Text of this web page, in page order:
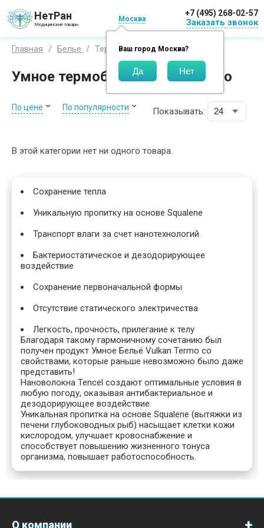
НетРан
Медицинские товары
Москва
Ваш город Москва?
+7 (495) 268-02-57
Заказать звонок
Главная Белье Термобелье
Умное термобелье Vulkan Termo
По цене По популярности Показывать:
В этой категории нет ни одного товара.
Сохранение тепла
Уникальную пропитку на основе Squalene
Транспорт влаги за счет нанотехнологий
Бактериостатическое и дезодорирующее
воздействие
Сохранение первоначальной формы
Отсутствие статического электричества
Легкость, прочность, прилегание к телу
Благодаря такому гармоничному сочетанию был
получен продукт Умное Бельё Vulkan Termo со
свойствами, которые раньше невозможно было даже
представить!
Нановолокна Tencel создают оптимальные условия в
любую погоду, оказывая антибактериальное и
дезодорирующее воздействие.
Уникальная пропитка на основе Squalene (вытяжки из
печени глубоководных рыб) насыщает клетки кожи
кислородом, улучшает кровоснабжение и
способствует повышению жизненного тонуса
организма, повышает работоспособность.
О компании